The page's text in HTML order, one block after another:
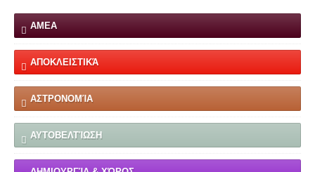
ΑΜΕΑ
ΑΠΟΚΛΕΙΣΤΙΚΆ
ΑΣΤΡΟΝΟΜΊΑ
ΑΥΤΟΒΕΛΤΊΩΣΗ